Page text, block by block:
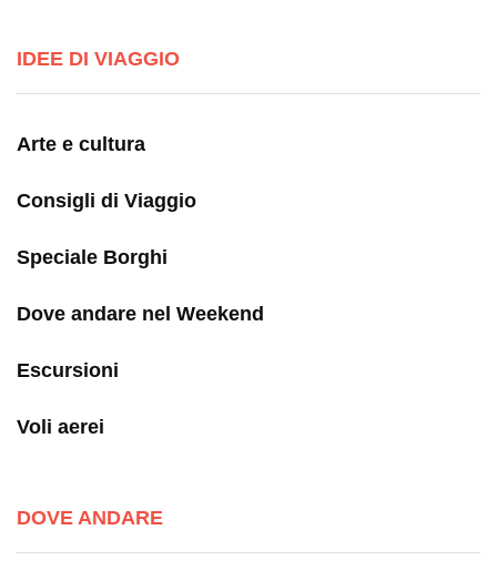
IDEE DI VIAGGIO
Arte e cultura
Consigli di Viaggio
Speciale Borghi
Dove andare nel Weekend
Escursioni
Voli aerei
DOVE ANDARE